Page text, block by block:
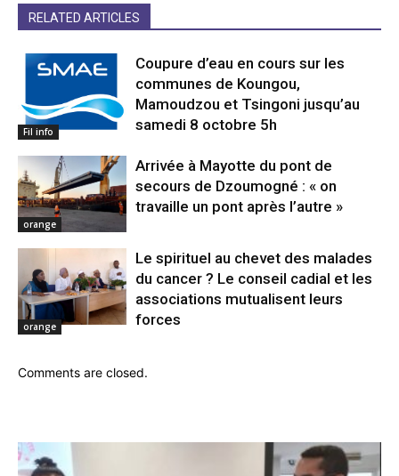
RELATED ARTICLES
Fil info
Coupure d’eau en cours sur les
communes de Koungou,
Mamoudzou et Tsingoni jusqu’au
samedi 8 octobre 5h
orange
Arrivée à Mayotte du pont de
secours de Dzoumogné : « on
travaille un pont après l’autre »
orange
Le spirituel au chevet des malades
du cancer ? Le conseil cadial et les
associations mutualisent leurs
forces
Comments are closed.